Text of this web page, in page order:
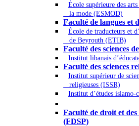
École supérieure des
la mode (ESMOD)
Faculté de langues et
École de traducteurs et
de Beyrouth (ETIB)
Faculté des sciences
Institut libanais
Faculté des sciences
Institut supérieur de
religieuses (ISSR)
Institut d’études islamo-
Faculté de droit et des
(FDSP)